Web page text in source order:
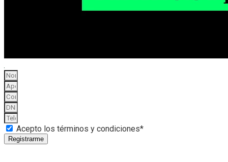
Acepto los términos y condiciones*
Registrarme